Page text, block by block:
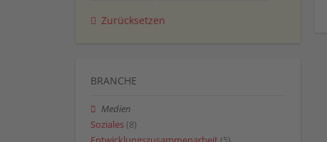
Zurücksetzen
BRANCHE
Medien
Soziales (8)